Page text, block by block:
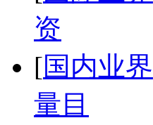
资
[国内业界
量目